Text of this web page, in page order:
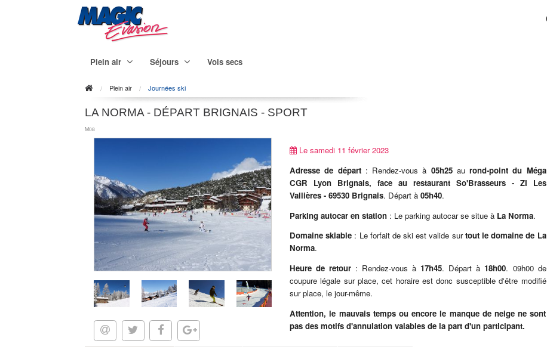
Plein air Séjours Vols secs
Plein air Journées ski
LA NORMA - DÉPART BRIGNAIS - SPORT
M08
Le samedi 11 février 2023
Adresse de départ : Rendez-vous à 05h25aurond-point du Méga
CGR Lyon Brignais, face au restaurant So'Brasseurs - ZI Les
Vallières - 69530 Brignais. Départ à05h40.
Parking autocar en station : Le parking autocar se situe à La Norma.
Domaine skiable : Le forfait de ski est valide surtout le domaine de La
Norma.
Heure de retour : Rendez-vous à17h45. Départ à18h00. 09h00 de
coupure légale sur place, cet horaire est donc susceptible d'être modifié
sur place, le jour-même.
Attention, le mauvais temps ou encore le manque de neige ne sont
pas des motifs d'annulation valables de la part d'un participant.